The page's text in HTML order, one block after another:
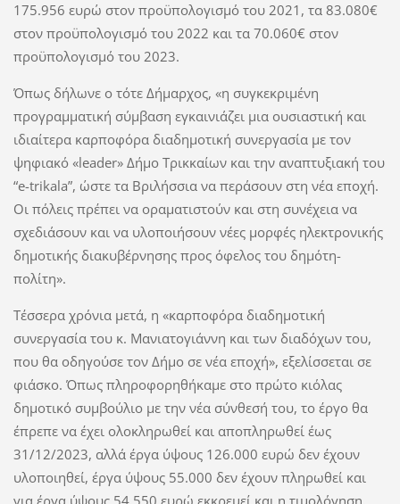
175.956 ευρώ στον προϋπολογισμό του 2021, τα 83.080€
στον προϋπολογισμό του 2022 και τα 70.060€ στον
προϋπολογισμό του 2023.
Όπως δήλωνε ο τότε Δήμαρχος, «η συγκεκριμένη
προγραμματική σύμβαση εγκαινιάζει μια ουσιαστική και
ιδιαίτερα καρποφόρα διαδημοτική συνεργασία με τον
ψηφιακό «leader» Δήμο Τρικκαίων και την αναπτυξιακή του
“e-trikala”, ώστε τα Βριλήσσια να περάσουν στη νέα εποχή.
Οι πόλεις πρέπει να οραματιστούν και στη συνέχεια να
σχεδιάσουν και να υλοποιήσουν νέες μορφές ηλεκτρονικής
δημοτικής διακυβέρνησης προς όφελος του δημότη-
πολίτη».
Τέσσερα χρόνια μετά, η «καρποφόρα διαδημοτική
συνεργασία του κ. Μανιατογιάννη και των διαδόχων του,
που θα οδηγούσε τον Δήμο σε νέα εποχή», εξελίσσεται σε
φιάσκο. Όπως πληροφορηθήκαμε στο πρώτο κιόλας
δημοτικό συμβούλιο με την νέα σύνθεσή του, το έργο θα
έπρεπε να έχει ολοκληρωθεί και αποπληρωθεί έως
31/12/2023, αλλά έργα ύψους 126.000 ευρώ δεν έχουν
υλοποιηθεί, έργα ύψους 55.000 δεν έχουν πληρωθεί και